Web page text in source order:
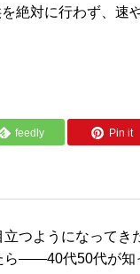
絶対に行わず、速
feedly Pin it
立つようになってき
ら——40代50代が知